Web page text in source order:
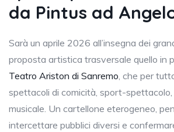
da Pintus ad
Sarà un aprile 2026 all’insegna dei
proposta artistica trasversale quello in
Teatro Ariston di Sanremo, che per
spettacoli di comicità, sport-
musicale. Un cartellone eterogeneo,
intercettare pubblici diversi e